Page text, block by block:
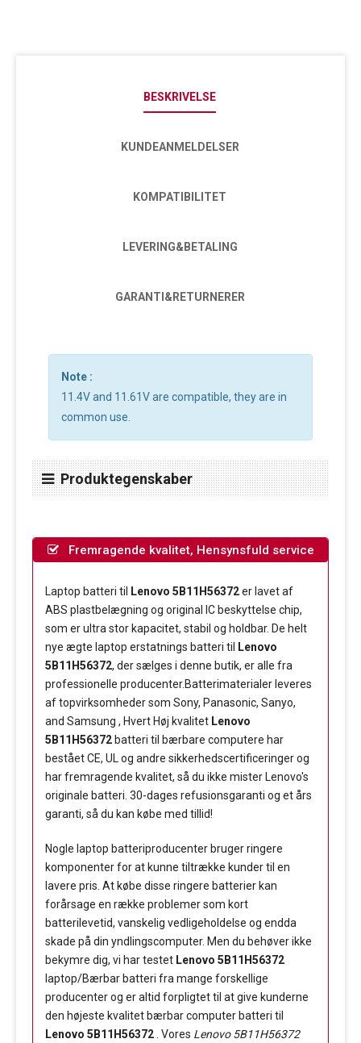
BESKRIVELSE
KUNDEANMELDELSER
KOMPATIBILITET
LEVERING&BETALING
GARANTI&RETURNERER
Note :
11.4V and 11.61V are compatible, they are in
common use.
Produktegenskaber
Fremragende kvalitet, Hensynsfuld service
Laptop batteri til Lenovo 5B11H56372er lavet af
ABS plastbelægning og original IC beskyttelse chip,
som er ultra stor kapacitet, stabil og holdbar. De helt
nye ægte laptop erstatnings batteri til
Lenovo
5B11H56372, der sælges i denne butik, er alle fra
professionelle producenter.Batterimaterialer leveres
af topvirksomheder som Sony, Panasonic, Sanyo,
and Samsung , Hvert Høj kvalitet Lenovo
5B11H56372 batteri til bærbare computere har
bestået CE, UL og andre sikkerhedscertificeringer og
har fremragende kvalitet, så du ikke mister Lenovo's
originale batteri. 30-dages refusionsgaranti og et års
garanti, så du kan købe med tillid!
Nogle laptop batteriproducenter bruger ringere
komponenter for at kunne tiltrække kunder til en
lavere pris. At købe disse ringere batterier kan
forårsage en række problemer som kort
batterilevetid, vanskelig vedligeholdelse og endda
skade på din yndlingscomputer. Men du behøver ikke
bekymre dig, vi har testet Lenovo 5B11H56372
laptop/Bærbar batteri fra mange forskellige
producenter og er altid forpligtet til at give kunderne
den højeste kvalitet bærbar computer batteri til
Lenovo 5B11H56372 . Vores Lenovo 5B11H56372